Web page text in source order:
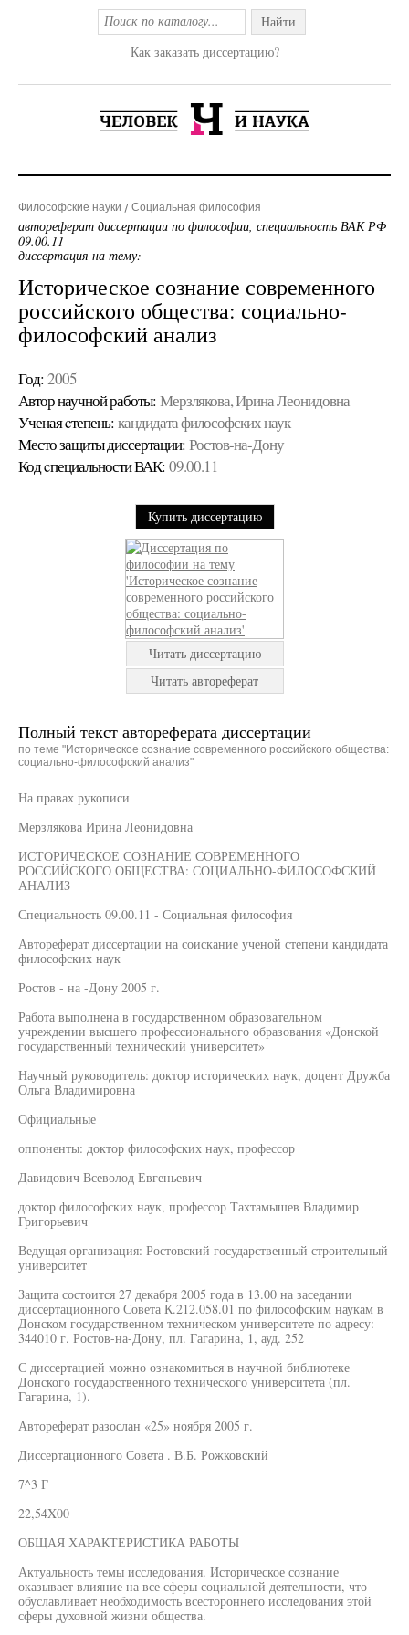
Найти
Как заказать диссертацию?
Философские науки Социальная философия
автореферат диссертации по философии, специальность ВАК РФ
09.00.11
диссертация на тему:
Историческое сознание современного
российского общества: социально-
философский анализ
Год: 2005
Автор научной работы: Мерзлякова, Ирина Леонидовна
Ученая cтепень: кандидата философских наук
Место защиты диссертации: Ростов-на-Дону
Код cпециальности ВАК: 09.00.11
Купить диссертацию
Читать диссертацию
Читать автореферат
Полный текст автореферата диссертации
по теме "Историческое сознание современного российского общества:
социально-философский анализ"
На правах рукописи
Мерзлякова Ирина Леонидовна
ИСТОРИЧЕСКОЕ СОЗНАНИЕ СОВРЕМЕННОГО
РОССИЙСКОГО ОБЩЕСТВА: СОЦИАЛЬНО-ФИЛОСОФСКИЙ
АНАЛИЗ
Специальность 09.00.11 - Социальная философия
Автореферат диссертации на соискание ученой степени кандидата
философских наук
Ростов - на -Дону 2005 г.
Работа выполнена в государственном образовательном
учреждении высшего профессионального образования «Донской
государственный технический университет»
Научный руководитель: доктор исторических наук, доцент Дружба
Ольга Владимировна
Официальные
оппоненты: доктор философских наук, профессор
Давидович Всеволод Евгеньевич
доктор философских наук, профессор Тахтамышев Владимир
Григорьевич
Ведущая организация: Ростовский государственный строительный
университет
Защита состоится 27 декабря 2005 года в 13.00 на заседании
диссертационного Совета К.212.058.01 по философским наукам в
Донском государственном техническом университете по адресу:
344010 г. Ростов-на-Дону, пл. Гагарина, 1, ауд. 252
С диссертацией можно ознакомиться в научной библиотеке
Донского государственного технического университета (пл.
Гагарина, 1).
Автореферат разослан «25» ноября 2005 г.
Диссертационного Совета . В.Б. Рожковский
7^3 Г
22,54X00
ОБЩАЯ ХАРАКТЕРИСТИКА РАБОТЫ
Актуальность темы исследования. Историческое сознание
оказывает влияние на все сферы социальной деятельности, что
обуславливает необходимость всестороннего исследования этой
сферы духовной жизни общества.